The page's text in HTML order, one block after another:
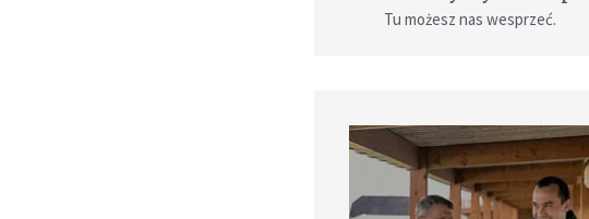
Tu możesz nas wesprzeć.